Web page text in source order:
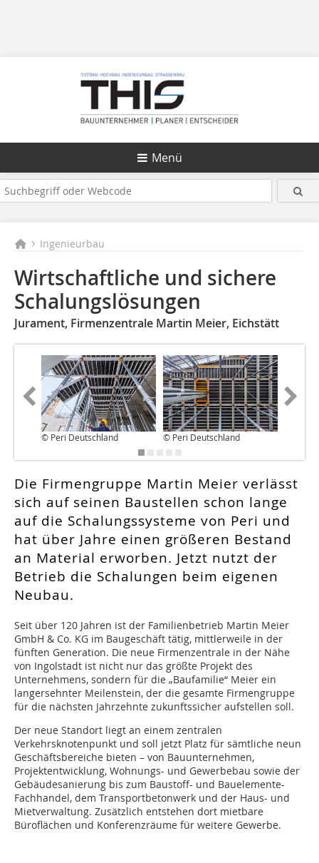
Menü
Ingenieurbau
Wirtschaftliche und sichere
Schalungslösungen
Jurament, Firmenzentrale Martin Meier, Eichstätt
© Peri Deutschland © Peri Deutschland
Die Firmengruppe Martin Meier verlässt
sich auf seinen Baustellen schon lange
auf die Schalungssysteme von Peri und
hat über Jahre einen größeren Bestand
an Material erworben. Jetzt nutzt der
Betrieb die Schalungen beim eigenen
Neubau.
Seit über 120 Jahren ist der Familienbetrieb Martin Meier
GmbH & Co. KG im Baugeschäft tätig, mittlerweile in der
fünften Generation. Die neue Firmenzentrale in der Nähe
von Ingolstadt ist nicht nur das größte Projekt des
Unternehmens, sondern für die „Baufamilie“ Meier ein
langersehnter Meilenstein, der die gesamte Firmengruppe
für die nächsten Jahrzehnte zukunftssicher aufstellen soll.
Der neue Standort liegt an einem zentralen
Verkehrsknotenpunkt und soll jetzt Platz für sämtliche neun
Geschäftsbereiche bieten – von Bauunternehmen,
Projektentwicklung, Wohnungs- und Gewerbebau sowie der
Gebäudesanierung bis zum Baustoff- und Bauelemente-
Fachhandel, dem Transportbetonwerk und der Haus- und
Mietverwaltung. Zusätzlich entstehen dort mietbare
Büroflächen und Konferenzräume für weitere Gewerbe.